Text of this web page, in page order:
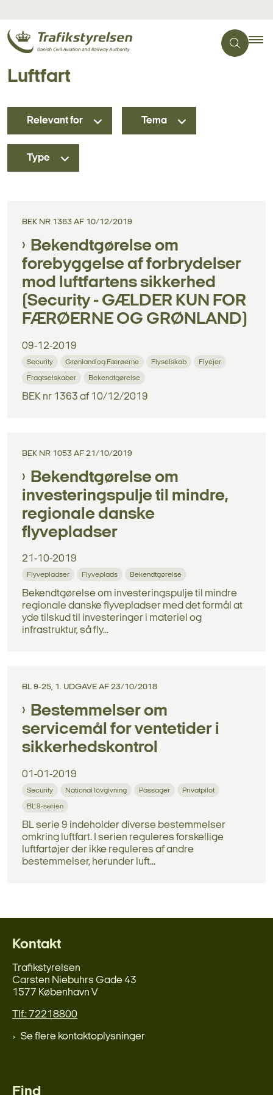
Luftfart
Relevant for Tema
Type
BEK NR 1363 AF 10/12/2019
Bekendtgørelse om
forebyggelse af forbrydelser
mod luftfartens sikkerhed
(Security - GÆLDER KUN FOR
FÆRØERNE OG GRØNLAND)
09-12-2019
Security Grønland og Færøerne Flyselskab Flyejer
Fragtselskaber Bekendtgørelse
BEK nr 1363 af 10/12/2019
BEK NR 1053 AF 21/10/2019
Bekendtgørelse om
investeringspulje til mindre,
regionale danske
flyvepladser
21-10-2019
Flyvepladser Flyveplads Bekendtgørelse
Bekendtgørelse om investeringspulje til mindre
regionale danske flyvepladser med det formål at
yde tilskud til investeringer i materiel og
infrastruktur, så fly...
BL 9-25, 1. UDGAVE AF 23/10/2018
Bestemmelser om
servicemål for ventetider i
sikkerhedskontrol
01-01-2019
Security National lovgivning Passager Privatpilot
BL 9-serien
BL serie 9 indeholder diverse bestemmelser
omkring luftfart. I serien reguleres forskellige
luftfartøjer der ikke reguleres af andre
bestemmelser, herunder luft...
Kontakt
Trafikstyrelsen
Carsten Niebuhrs Gade 43
1577 København V
Tlf.: 72218800
Se flere kontaktoplysninger
Find